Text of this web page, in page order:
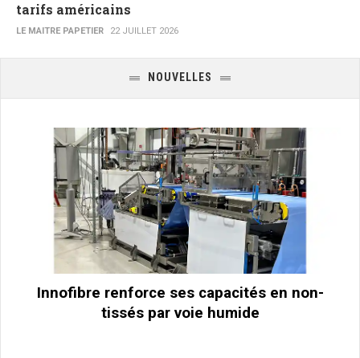
tarifs américains
LE MAITRE PAPETIER 22 JUILLET 2026
NOUVELLES
Innofibre renforce ses capacités en non-
tissés par voie humide